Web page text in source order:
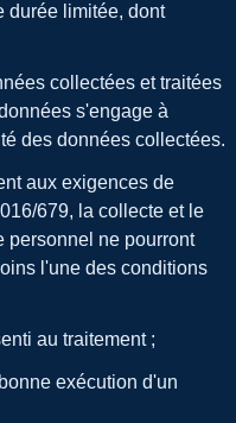
durée limitée, dont
collectées et traitées
s'engage à
des données collectées.
aux exigences de
679, la collecte et le
personnel ne pourront
l'une des conditions
au traitement ;
exécution d'un